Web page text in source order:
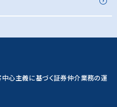
心主義に基づく証券仲介業務の運